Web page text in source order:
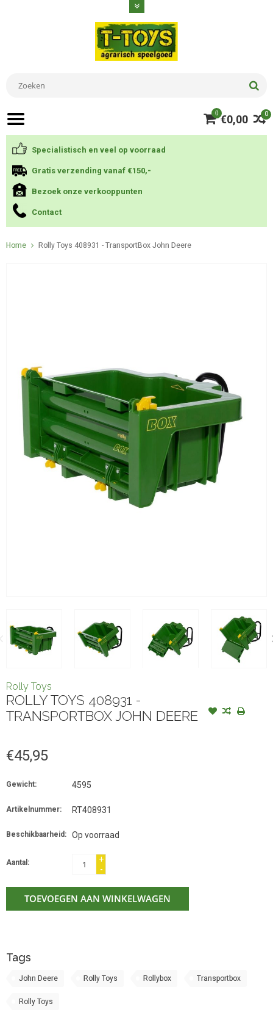
0
0 €0,00
Specialistisch en veel op voorraad
Gratis verzending vanaf €150,-
Bezoek onze verkooppunten
Contact
Home Rolly Toys 408931 - TransportBox John Deere
Rolly Toys
ROLLY TOYS 408931 -
TRANSPORTBOX JOHN DEERE
€45,95
Gewicht: 4595
Artikelnummer: RT408931
Beschikbaarheid: Op voorraad
Aantal:
+
-
TOEVOEGEN AAN WINKELWAGEN
Tags
John Deere Rolly Toys Rollybox Transportbox
Rolly Toys